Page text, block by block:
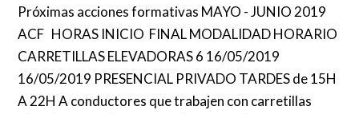
Próximas acciones formativas MAYO - JUNIO 2019
ACF HORAS INICIO FINAL MODALIDAD HORARIO
CARRETILLAS ELEVADORAS 6 16/05/2019
16/05/2019 PRESENCIAL PRIVADO TARDES de 15H
A 22H A conductores que trabajen con carretillas